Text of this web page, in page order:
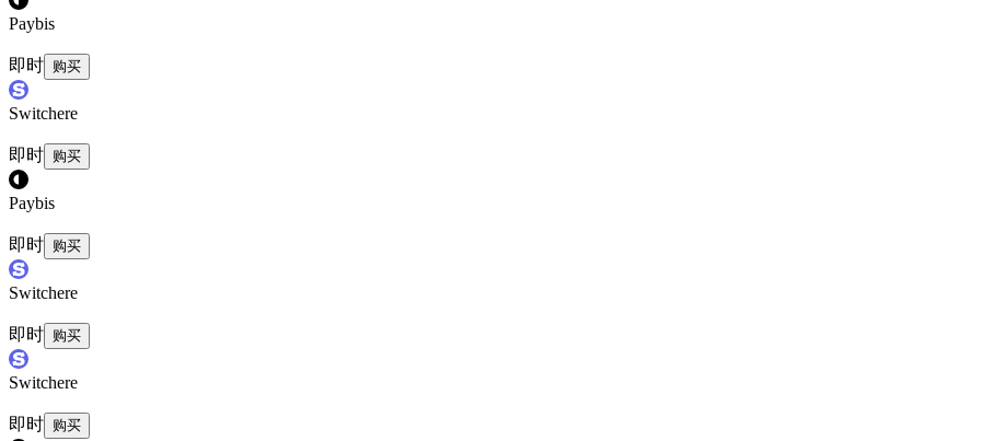
Paybis
即时 购买
Switchere
即时 购买
Paybis
即时 购买
Switchere
即时 购买
Switchere
即时 购买